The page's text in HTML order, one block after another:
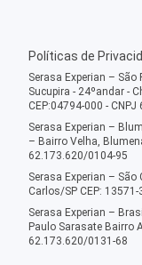
Políticas de
Serasa Experian –
Sucupira - 24ºandar -
CEP:04794-000 -
Serasa Experian –
– Bairro Velha,
62.173.620/0104-95
Serasa Experian –
Carlos/SP CEP:
Serasa Experian –
Paulo Sarasate Bairro
62.173.620/0131-68